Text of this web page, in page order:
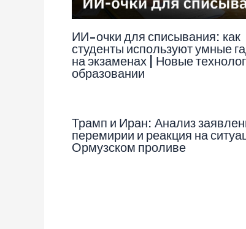
ИИ-очки для списывания: как
студенты используют умные
на экзаменах | Новые
образовании
Трамп и Иран: Анализ
перемирии и реакция на
Ормузском проливе